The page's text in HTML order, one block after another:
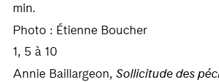
min.
Photo : Étienne Boucher
1, 5 à 10
Annie Baillargeon, Sollicitude des